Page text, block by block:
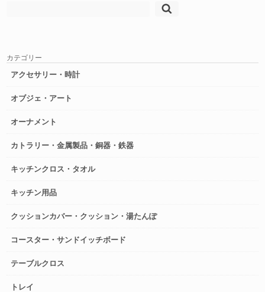
カテゴリー
アクセサリー・時計
オブジェ・アート
オーナメント
カトラリー・金属製品・銅器・鉄器
キッチンクロス・タオル
キッチン用品
クッションカバー・クッション・湯たんぽ
コースター・サンドイッチボード
テーブルクロス
トレイ